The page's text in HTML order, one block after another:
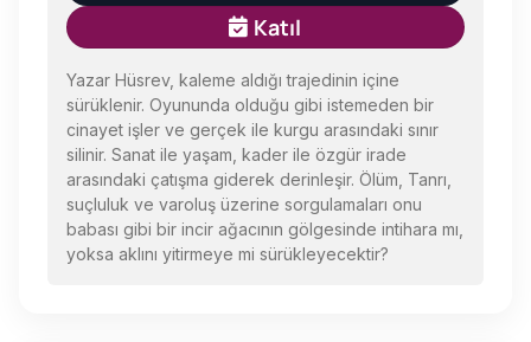
Katıl
Yazar Hüsrev, kaleme aldığı trajedinin içine
sürüklenir. Oyununda olduğu gibi istemeden bir
cinayet işler ve gerçek ile kurgu arasındaki sınır
silinir. Sanat ile yaşam, kader ile özgür irade
arasındaki çatışma giderek derinleşir. Ölüm, Tanrı,
suçluluk ve varoluş üzerine sorgulamaları onu
babası gibi bir incir ağacının gölgesinde intihara mı,
yoksa aklını yitirmeye mi sürükleyecektir?